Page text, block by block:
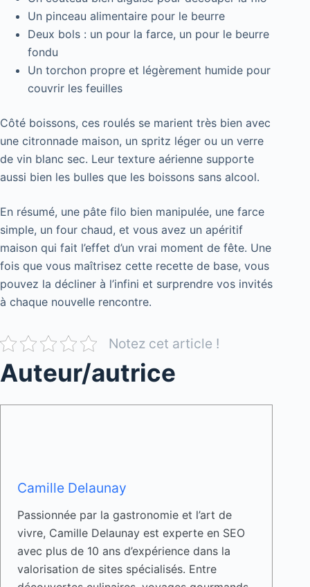
Un pinceau alimentaire pour le beurre
Deux bols : un pour la farce, un pour le beurre
fondu
Un torchon propre et légèrement humide pour
couvrir les feuilles
Côté boissons, ces roulés se marient très bien avec
une citronnade maison, un spritz léger ou un verre
de vin blanc sec. Leur texture aérienne supporte
aussi bien les bulles que les boissons sans alcool.
En résumé, une pâte filo bien manipulée, une farce
simple, un four chaud, et vous avez un apéritif
maison qui fait l’effet d’un vrai moment de fête. Une
fois que vous maîtrisez cette recette de base, vous
pouvez la décliner à l’infini et surprendre vos invités
à chaque nouvelle rencontre.
Notez cet article !
Auteur/autrice
Camille Delaunay
Passionnée par la gastronomie et l’art de
vivre, Camille Delaunay est experte en SEO
avec plus de 10 ans d’expérience dans la
valorisation de sites spécialisés. Entre